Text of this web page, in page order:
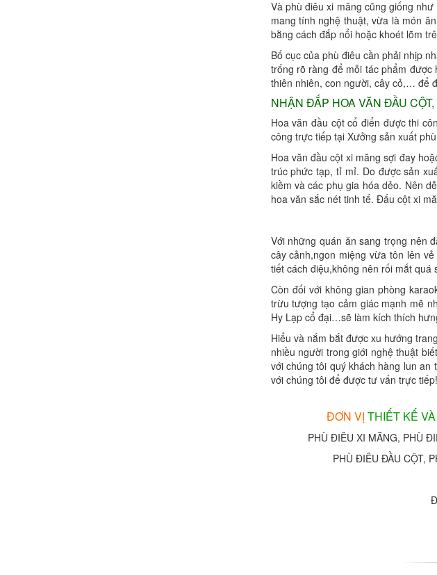
Và phù điêu xi măng cũng giống
mang tính nghệ thuật, vừa là món
bằng cách đắp nổi hoặc khoét lõm
Bố cục của phù điêu cần phải nhịp
trống rõ ràng để mỗi tác phẩm
thiên nhiên, con người, cây cỏ,… để
NHẬN ĐẮP HOA VĂN ĐẦU
Hoa văn đầu cột cổ điển được thi
công trực tiếp tại Xưởng sản xuất
Hoa văn đầu cột xi măng sợi đay
trúc phức tạp, tỉ mỉ. Do được sản
kiềm và các phụ gia hóa dẻo. Nên
hoa văn sắc nét tinh tế. Đấu cột xi
Với những quán ăn sang trọng nên
cây cảnh,ngon miệng vừa tôn lên
tiết cách điệu,không nên rối mắt
Còn đối với không gian phòng
trừu tượng tạo cảm giác mạnh mẽ
Hy Lạp cổ đại…sẽ làm kích thích
Hiểu và nắm bắt được xu hướng
nhiều người trong giới nghệ thuật
với chúng tôi quý khách hàng lun
với chúng tôi để được tư vấn trực tiếp!
ĐƠN VỊ THIẾT KẾ
PHÙ ĐIÊU XI MĂNG, PHÙ
PHÙ ĐIÊU ĐẦU CỘT,